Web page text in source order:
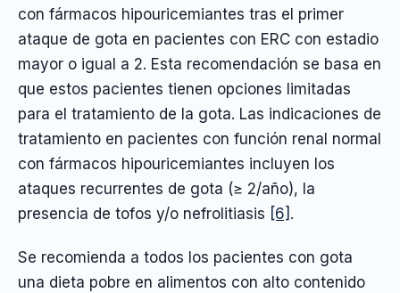
con fármacos hipouricemiantes tras el primer
ataque de gota en pacientes con ERC con estadio
mayor o igual a 2. Esta recomendación se basa en
que estos pacientes tienen opciones limitadas
para el tratamiento de la gota. Las indicaciones de
tratamiento en pacientes con función renal normal
con fármacos hipouricemiantes incluyen los
ataques recurrentes de gota (≥ 2/año), la
presencia de tofos y/o nefrolitiasis [6] .
Se recomienda a todos los pacientes con gota
una dieta pobre en alimentos con alto contenido